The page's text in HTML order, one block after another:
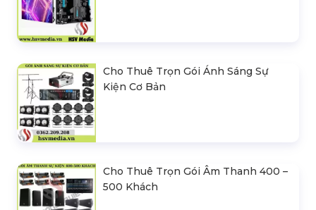
Cho Thuê Trọn Gói Ánh Sáng Sự
Kiện Cơ Bản
Cho Thuê Trọn Gói Âm Thanh 400 –
500 Khách